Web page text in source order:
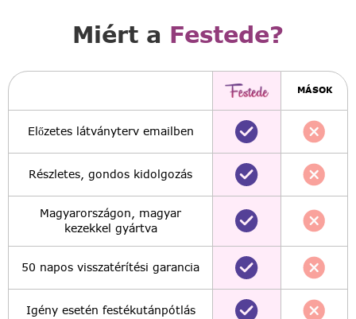
Miért a Festede?
MÁSOK
Előzetes látványterv emailben
Részletes, gondos kidolgozás
Magyarországon, magyar
kezekkel gyártva
50 napos visszatérítési garancia
Igény esetén festékutánpótlás